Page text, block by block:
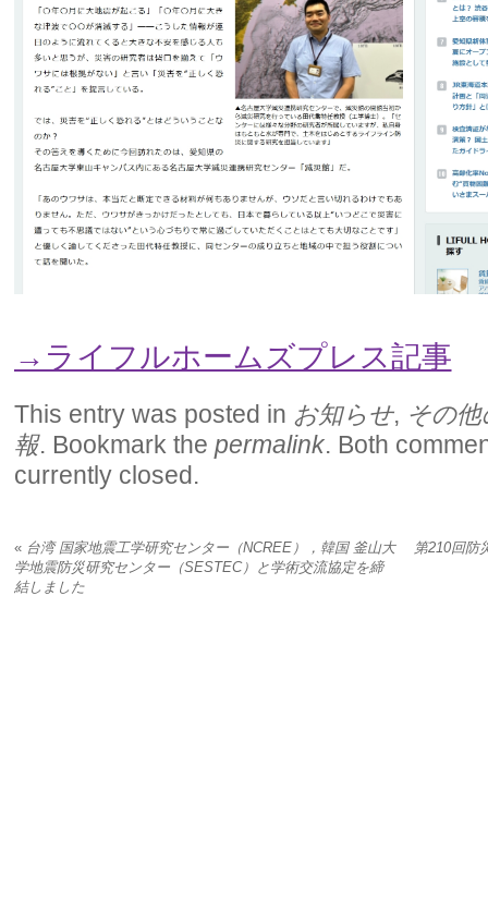
→ライフルホームズプレス記事
This entry was posted in お知らせ, その
報. Bookmark the permalink. Both
currently closed.
«台湾 国家地震工学研究センター（NCREE），韓国 釜山大
学地震防災研究センター（SESTEC）と学術交流協定を締
結しました
第210回防